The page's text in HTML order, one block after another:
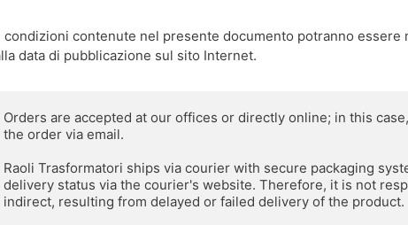
condizioni contenute nel presente documento potranno essere
data di pubblicazione sul sito Internet.
Orders are accepted at our offices or directly online; in this
the order via email.
Raoli Trasformatori ships via courier with secure packaging
delivery status via the courier's website. Therefore, it is not
indirect, resulting from delayed or failed delivery of the product.